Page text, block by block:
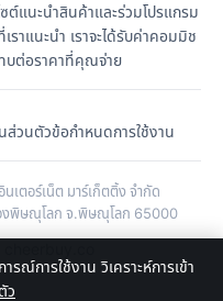
ต์แนะนำสินค้าและร่วมโปรแกรม
าแนะนำ เราจะได้รับค่าคอมมิช
บต่อราคาที่คุณจ่าย
ส่วนตัวข้อกำหนดการใช้งาน
เตอร์เน็ต มาร์เก็ตติ้ง จำกัด
งพิษณุโลก จ.พิษณุโลก 65000
ณ์การใช้งาน วิเคราะห์การเข้า
ว